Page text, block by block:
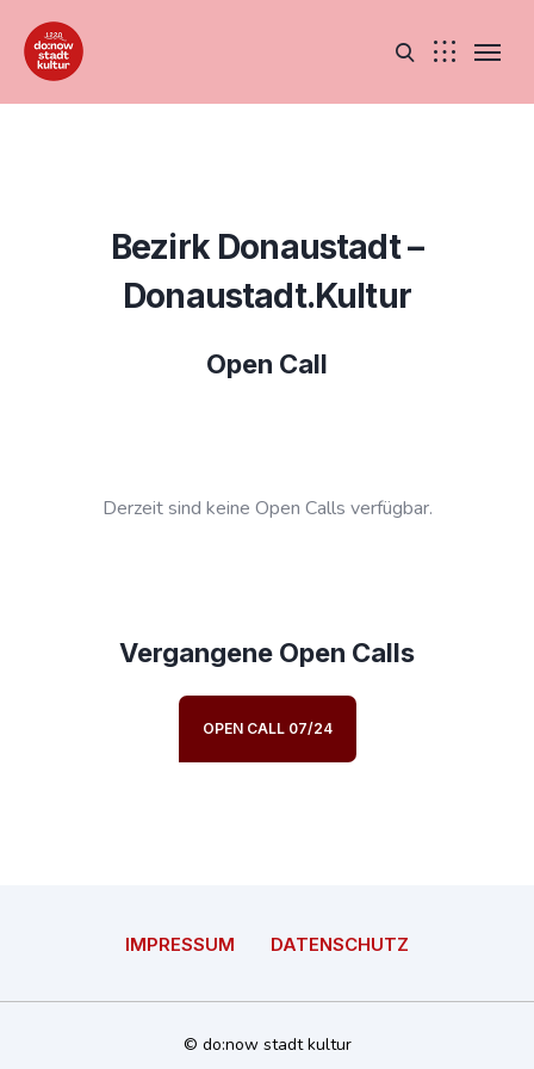
Bezirk Donaustadt –
Donaustadt.Kultur
Open Call
Derzeit sind keine Open Calls verfügbar.
Vergangene Open Calls
OPEN CALL 07/24
IMPRESSUM DATENSCHUTZ
© do:now stadt kultur